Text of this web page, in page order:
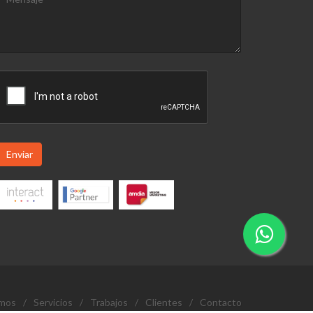
Enviar
/ Servicios / Trabajos / Clientes / Contacto